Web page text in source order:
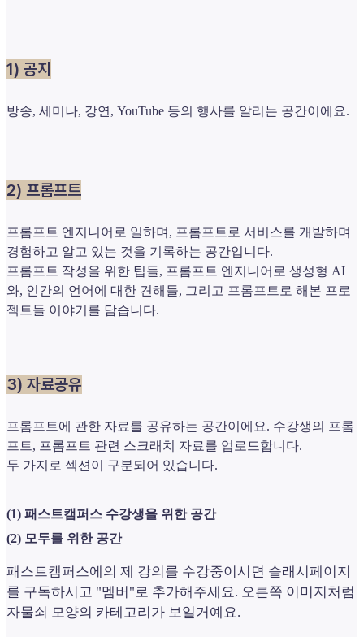
1) 공지
방송, 세미나, 강연, YouTube 등의 행사를 알리는 공간이에요.
2) 프롬프트
프롬프트 엔지니어로 일하며, 프롬프트로 서비스를 개발하며
경험하고 알고 있는 것을 기록하는 공간입니다.
프롬프트 작성을 위한 팁들, 프롬프트 엔지니어로 생성형 AI
와, 인간의 언어에 대한 견해들, 그리고 프롬프트로 해본 프로
젝트들 이야기를 담습니다.
3) 자료공유
프롬프트에 관한 자료를 공유하는 공간이에요. 수강생의 프롬
프트, 프롬프트 관련 스크래치 자료를 업로드합니다.
두 가지로 섹션이 구분되어 있습니다.
(1) 패스트캠퍼스 수강생을 위한 공간
(2) 모두를 위한 공간
패스트캠퍼스에의 제 강의를 수강중이시면 슬래시페이지
를 구독하시고 "멤버"로 추가해주세요. 오른쪽 이미지처럼
자물쇠 모양의 카테고리가 보일거예요.